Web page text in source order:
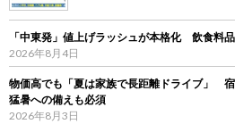
「中東発」値上げラッシュが本格化 飲食料
2026年8月4日
物価高でも「夏は家族で長距離ドライブ」
猛暑への備えも必須
2026年8月3日